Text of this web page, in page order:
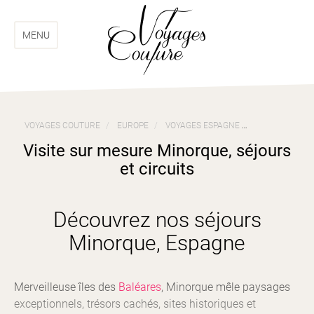
menu
contenuMENU
VOYAGES COUTURE EUROPE VOYAGES ESPAGNE
Visite sur mesure Minorque, séjours
et circuits
Découvrez nos séjours
Minorque, Espagne
Merveilleuse îles des Baléares, Minorque mêle paysages
exceptionnels, trésors cachés, sites historiques et